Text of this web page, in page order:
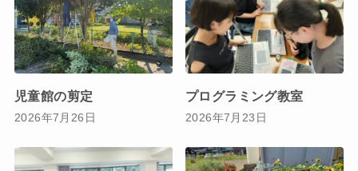
児童館の剪定
2026年7月26日
プログラミング教室
2026年7月23日